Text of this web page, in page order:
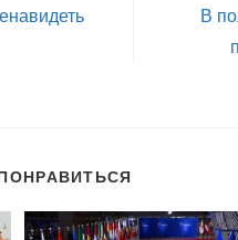
В